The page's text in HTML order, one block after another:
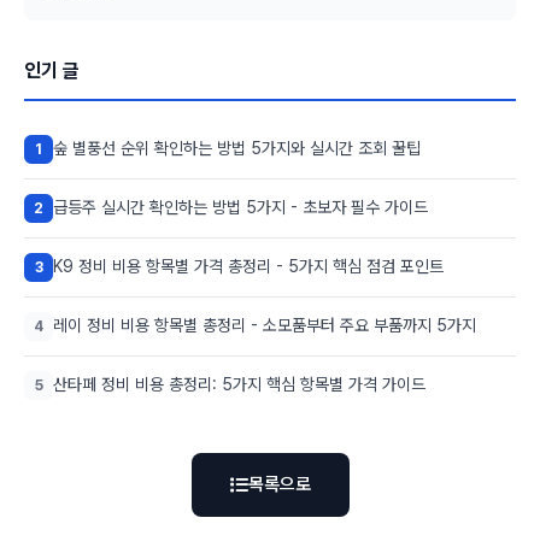
인기 글
1 숲 별풍선 순위 확인하는 방법 5가지와 실시간 조회 꿀팁
2 급등주 실시간 확인하는 방법 5가지 - 초보자 필수 가이드
3 K9 정비 비용 항목별 가격 총정리 - 5가지 핵심 점검 포인트
4 레이 정비 비용 항목별 총정리 - 소모품부터 주요 부품까지 5가지
5 산타페 정비 비용 총정리: 5가지 핵심 항목별 가격 가이드
목록으로